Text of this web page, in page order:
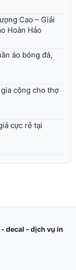
Cao – Giải
Hoàn Hảo
áo bóng đá,
công cho thợ
cực rẻ tại
- decal - dịch vụ in